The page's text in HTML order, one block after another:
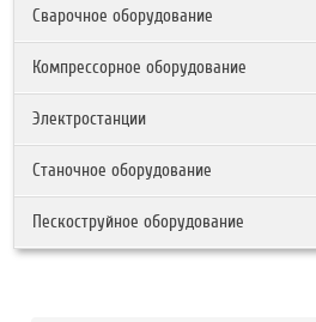
Сварочное оборудование
Компрессорное оборудование
Электростанции
Станочное оборудование
Пескоструйное оборудование